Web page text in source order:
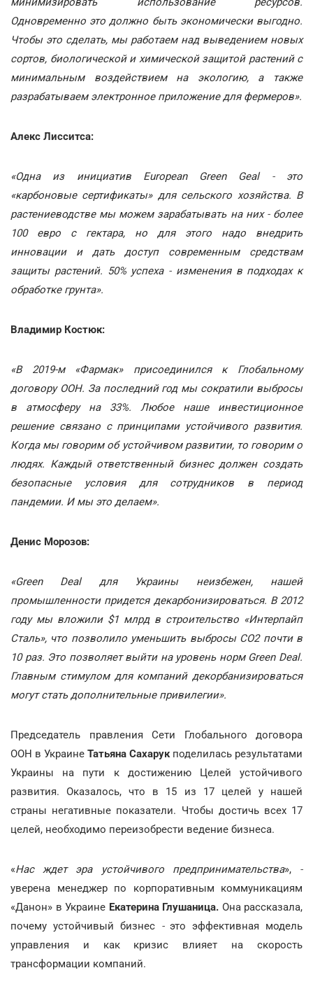
Одновременно это должно быть экономически выгодно.
Чтобы это сделать, мы работаем над выведением новых
сортов, биологической и химической защитой растений с
минимальным воздействием на экологию, а также
разрабатываем электронное приложение для фермеров».
Алекс Лисситса:
«Одна из инициатив European Green Geal -это
«карбоновые сертификаты» для сельского хозяйства. В
растениеводстве мы можем зарабатывать на них - более
100 евро с гектара, но для этого надо внедрить
инновации и дать доступ современным средствам
защиты растений. 50% успеха -изменения в подходах к
обработке грунта».
Владимир Костюк:
«В 2019-м «Фармак» присоединился к Глобальному
договору ООН. За последний год мы сократили выбросы
в атмосферу на 33%. Любое наше инвестиционное
решение связано с принципами устойчивого развития.
Когда мы говорим об устойчивом развитии, то говорим о
людях. Каждый ответственный бизнес должен создать
безопасные условия для сотрудников в период
пандемии. И мы это делаем».
Денис Морозов:
«Green Deal для Украины неизбежен, нашей
промышленности придется декарбонизироваться. В 2012
году мы вложили $1 млрд в строительство «Интерпайп
Сталь», что позволило уменьшить выбросы СО2 почти в
10 раз. Это позволяет выйти на уровень норм Green Deal.
Главным стимулом для компаний декорбанизироваться
могут стать дополнительные привилегии».
Председатель правления Сети Глобального договора
ООН в Украине Татьяна Сахарук поделилась результатами
Украины на пути к достижению Целей устойчивого
развития. Оказалось, что в 15 из 17 целей у нашей
страны негативные показатели. Чтобы достичь всех 17
целей, необходимо переизобрести ведение бизнеса.
«Нас ждет эра устойчивого предпринимательства», -
уверена менеджер по корпоративным коммуникациям
«Данон» в Украине Екатерина Глушаница. Она рассказала,
почему устойчивый бизнес -это эффективная модель
управления и как кризис влияет на скорость
трансформации компаний.